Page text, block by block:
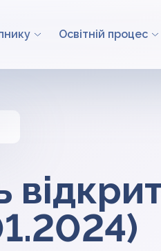
Освітній процес